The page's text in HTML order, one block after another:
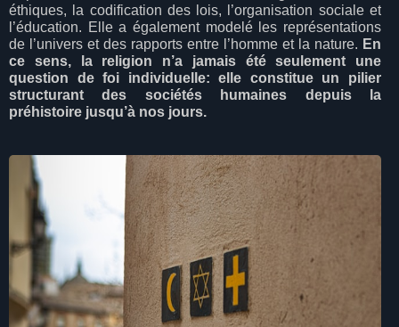
éthiques, la codification des lois, l’organisation sociale et
l’éducation. Elle a également modelé les représentations
de l’univers et des rapports entre l’homme et la nature. En
ce sens, la religion n’a jamais été seulement une
question de foi individuelle: elle constitue un pilier
structurant des sociétés humaines depuis la
préhistoire jusqu’à nos jours.